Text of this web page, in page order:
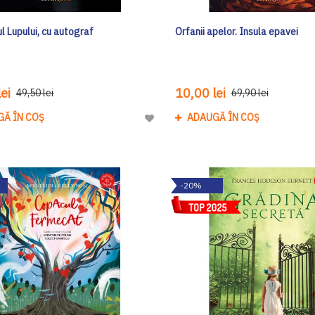
Lupului, cu autograf
49,50 lei
ÎN COȘ
Adaugă
Dorinte
Orfanii apelor. Insula epavei
10,00 lei 69,90 lei
ADAUGĂ ÎN COȘ
-20%